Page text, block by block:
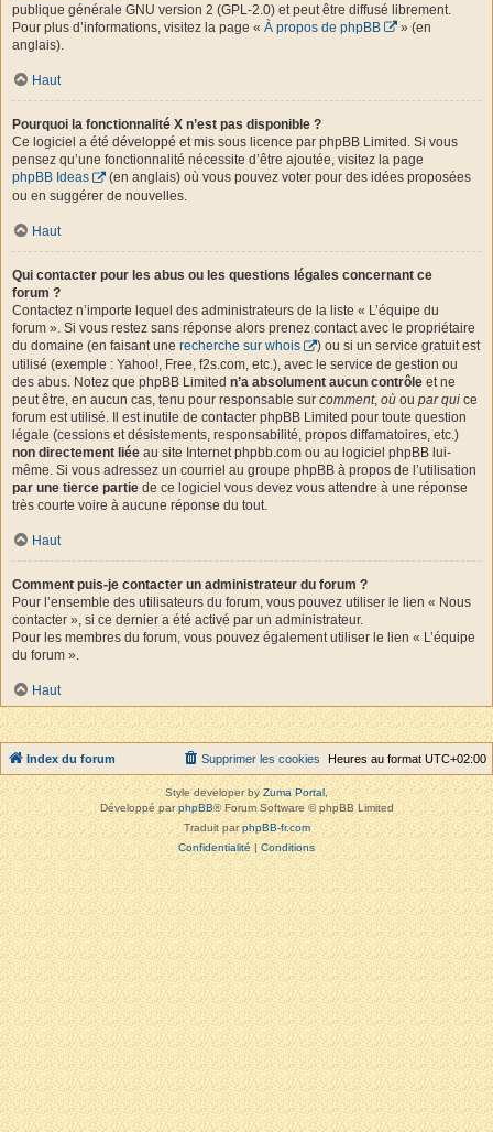
publique générale GNU version 2 (GPL-2.0) et peut être diffusé librement.
Pour plus d’informations, visitez la page « À propos de phpBB
» (en
anglais).
Haut
Pourquoi la fonctionnalité X n’est pas disponible ?
Ce logiciel a été développé et mis sous licence par phpBB Limited. Si vous
pensez qu’une fonctionnalité nécessite d’être ajoutée, visitez la page
phpBB Ideas
(en anglais) où vous pouvez voter pour des idées proposées
ou en suggérer de nouvelles.
Haut
Qui contacter pour les abus ou les questions légales concernant ce
forum ?
Contactez n’importe lequel des administrateurs de la liste « L’équipe du
forum ». Si vous restez sans réponse alors prenez contact avec le propriétaire
du domaine (en faisant une recherche sur whois
) ou si un service gratuit est
utilisé (exemple : Yahoo!, Free, f2s.com, etc.), avec le service de gestion ou
des abus. Notez que phpBB Limited n’a absolument aucun contrôle et ne
peut être, en aucun cas, tenu pour responsable sur comment, où ou par qui ce
forum est utilisé. Il est inutile de contacter phpBB Limited pour toute question
légale (cessions et désistements, responsabilité, propos diffamatoires, etc.)
non directement liée au site Internet phpbb.com ou au logiciel phpBB lui-
même. Si vous adressez un courriel au groupe phpBB à propos de l’utilisation
par une tierce partie de ce logiciel vous devez vous attendre à une réponse
très courte voire à aucune réponse du tout.
Haut
Comment puis-je contacter un administrateur du forum ?
Pour l’ensemble des utilisateurs du forum, vous pouvez utiliser le lien « Nous
contacter », si ce dernier a été activé par un administrateur.
Pour les membres du forum, vous pouvez également utiliser le lien « L’équipe
du forum ».
Haut
Index du forum Heures au format UTC+02:00
Supprimer les cookies
Style developer byZuma Portal,
Développé parphpBB® Forum Software © phpBB Limited
Traduit parphpBB-fr.com
Confidentialité|Conditions